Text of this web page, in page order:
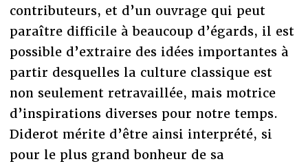
contributeurs, et d’un ouvrage qui peut
paraître difficile à beaucoup d’égards, il est
possible d’extraire des idées importantes à
partir desquelles la culture classique est
non seulement retravaillée, mais motrice
d’inspirations diverses pour notre temps.
Diderot mérite d’être ainsi interprété, si
pour le plus grand bonheur de sa